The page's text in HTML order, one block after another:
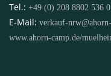
Tel.: +49 (0) 208 8802 536 0
E-Mail: verkauf-
www.ahorn-camp.de/